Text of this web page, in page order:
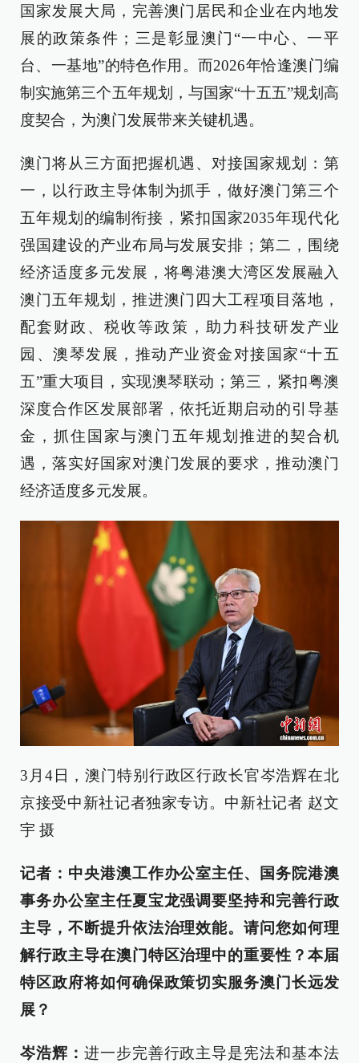
国家发展大局，完善澳门居民和企业在内地发
展的政策条件；三是彰显澳门“一中心、一平
台、一基地”的特色作用。而2026年恰逢澳门编
制实施第三个五年规划，与国家“十五五”规划高
度契合，为澳门发展带来关键机遇。
澳门将从三方面把握机遇、对接国家规划：第
一，以行政主导体制为抓手，做好澳门第三个
五年规划的编制衔接，紧扣国家2035年现代化
强国建设的产业布局与发展安排；第二，围绕
经济适度多元发展，将粤港澳大湾区发展融入
澳门五年规划，推进澳门四大工程项目落地，
配套财政、税收等政策，助力科技研发产业
园、澳琴发展，推动产业资金对接国家“十五
五”重大项目，实现澳琴联动；第三，紧扣粤澳
深度合作区发展部署，依托近期启动的引导基
金，抓住国家与澳门五年规划推进的契合机
遇，落实好国家对澳门发展的要求，推动澳门
经济适度多元发展。
3月4日，澳门特别行政区行政长官岑浩辉在北
京接受中新社记者独家专访。中新社记者 赵文
宇 摄
记者：中央港澳工作办公室主任、国务院港澳
事务办公室主任夏宝龙强调要坚持和完善行政
主导，不断提升依法治理效能。请问您如何理
解行政主导在澳门特区治理中的重要性？本届
特区政府将如何确保政策切实服务澳门长远发
展？
岑浩辉： 进一步完善行政主导是宪法和基本法